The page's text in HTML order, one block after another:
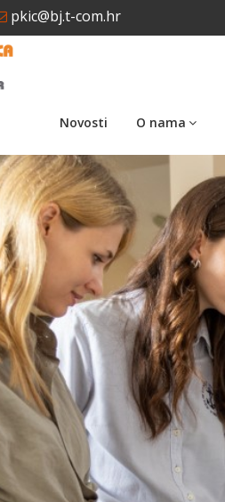
pkic@bj.t-com.hr
Novosti O nama